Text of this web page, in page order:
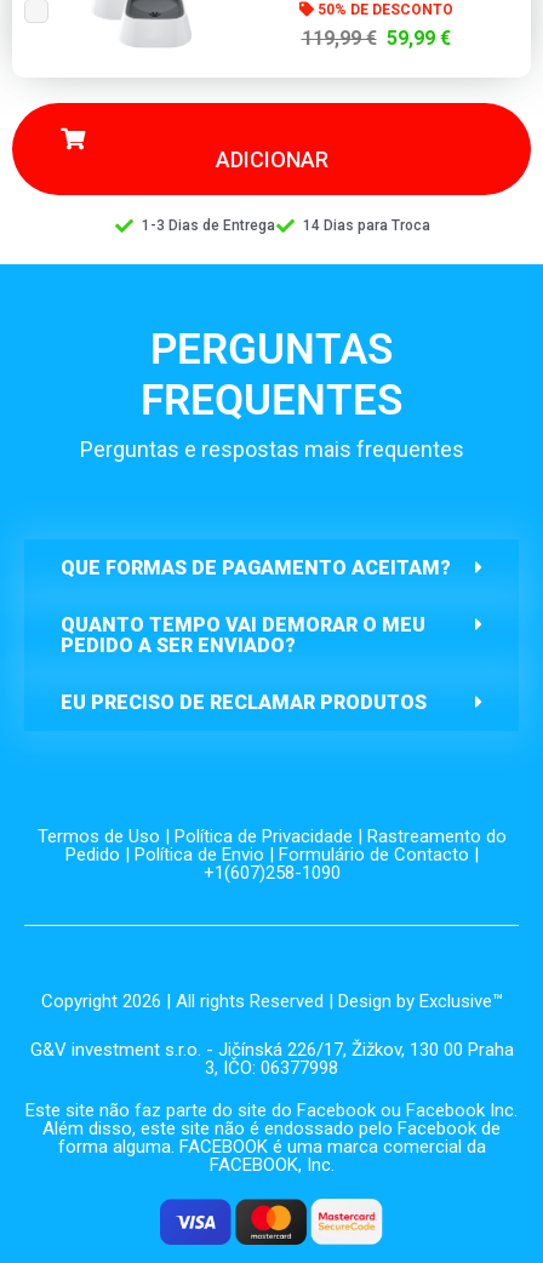
50% DE DESCONTO
119,99 € 59,99 €
ADICIONAR
1-3 Dias de Entrega 14 Dias para Troca
PERGUNTAS
FREQUENTES
Perguntas e respostas mais frequentes
QUE FORMAS DE PAGAMENTO ACEITAM?
QUANTO TEMPO VAI DEMORAR O MEU
PEDIDO A SER ENVIADO?
EU PRECISO DE RECLAMAR PRODUTOS
Termos de Uso | Política de Privacidade | Rastreamento do
Pedido | Política de Envio | Formulário de Contacto |
+1(607)258-1090
Copyright 2026 | All rights Reserved | Design by Exclusive™️
G&V investment s.r.o. - Jičínská 226/17, Žižkov, 130 00 Praha
3, IČO: 06377998
Este site não faz parte do site do Facebook ou Facebook Inc.
Além disso, este site não é endossado pelo Facebook de
forma alguma. FACEBOOK é uma marca comercial da
FACEBOOK, Inc.